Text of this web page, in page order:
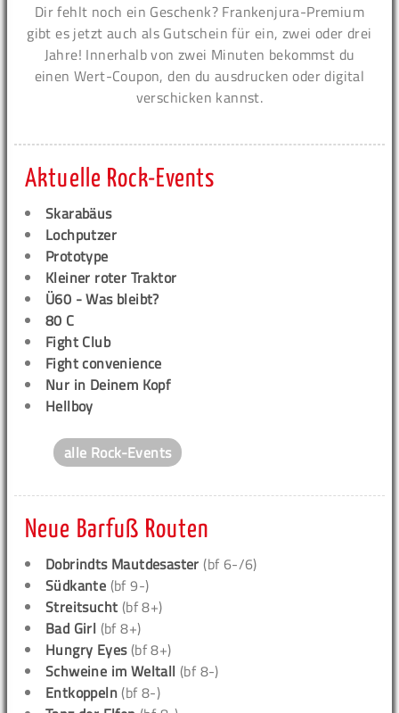
Dir fehlt noch ein Geschenk? Frankenjura-Premium
gibt es jetzt auch als Gutschein für ein, zwei oder drei
Jahre! Innerhalb von zwei Minuten bekommst du
einen Wert-Coupon, den du ausdrucken oder digital
verschicken kannst.
Aktuelle Rock-Events
Skarabäus
Lochputzer
Prototype
Kleiner roter Traktor
Ü60 - Was bleibt?
80 C
Fight Club
Fight convenience
Nur in Deinem Kopf
Hellboy
alle Rock-Events
Neue Barfuß Routen
Dobrindts Mautdesaster (bf 6-/6)
Südkante (bf 9-)
Streitsucht (bf 8+)
Bad Girl (bf 8+)
Hungry Eyes(bf 8+)
Schweine im Weltall (bf 8-)
Entkoppeln (bf 8-)